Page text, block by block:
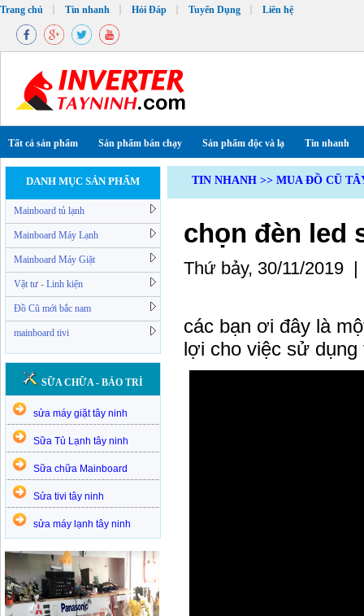
Trang chủ Tin nhanh Hỏi Đáp Tuyển Dụng Liên hệ
Tất cả sản phẩm Sản phẩm bán chạy Sản phẩm độc và lạ Tin nhanh
DANH MỤC SẢN PHẨM
Mainboard tủ lạnh
Mainboard Máy Lạnh
Mainboard Máy Giặt
Vật tư - Linh kiện
Đồ Cũ mới bắc nam
mainboard tivi
SỮA CHỮA - BẢO TRÌ
sửa máy giặt tây ninh
Sữa Tủ Lạnh tây ninh
Sữa chữa Mainboard
Sửa tivi tây ninh
sửa máy lạnh tây ninh
TIN NHANH >> MUA ĐỒ CŨ
chọn đèn led
Thứ bảy, 30/11/2019
các bạn ơi đây là
lợi cho việc sử dụng